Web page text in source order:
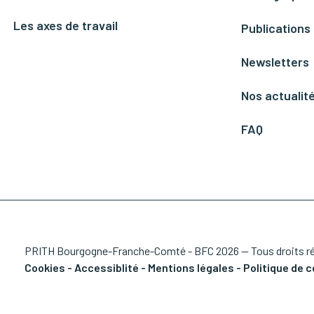
Les axes de travail Publications
Newsletters
Nos
FAQ
PRITH Bourgogne-Franche-Comté - BFC 2026 — Tous droits
Cookies - Accessiblité - Mentions légales - Politique de